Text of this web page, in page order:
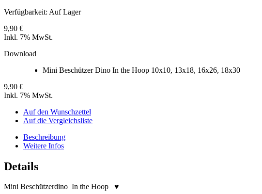
Verfügbarkeit: Auf Lager
9,90 €
Inkl. 7% MwSt.
Download
Mini Beschützer Dino In the Hoop 10x10, 13x18, 16x26, 18x30
9,90 €
Inkl. 7% MwSt.
Auf den Wunschzettel
Auf die Vergleichsliste
Beschreibung
Weitere Infos
Details
Mini Beschützerdino In the Hoop ♥